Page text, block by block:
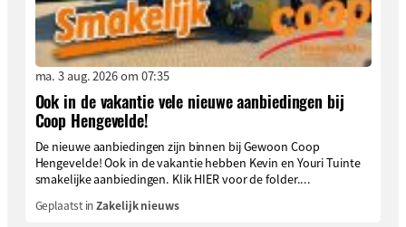
ma. 3 aug. 2026 om 07:35
Ook in de vakantie vele nieuwe aanbiedingen bij
Coop Hengevelde!
De nieuwe aanbiedingen zijn binnen bij Gewoon Coop
Hengevelde! Ook in de vakantie hebben Kevin en Youri Tuinte
smakelijke aanbiedingen. Klik HIER voor de folder....
Geplaatst inZakelijk nieuws